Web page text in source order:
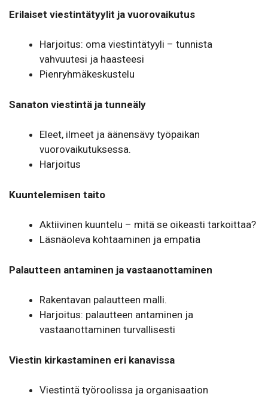
Erilaiset viestintätyylit ja vuorovaikutus
Harjoitus: oma viestintätyyli – tunnista
vahvuutesi ja haasteesi
Pienryhmäkeskustelu
Sanaton viestintä ja tunneäly
Eleet, ilmeet ja äänensävy työpaikan
vuorovaikutuksessa.
Harjoitus
Kuuntelemisen taito
Aktiivinen kuuntelu – mitä se oikeasti tarkoittaa?
Läsnäoleva kohtaaminen ja empatia
Palautteen antaminen ja vastaanottaminen
Rakentavan palautteen malli.
Harjoitus: palautteen antaminen ja
vastaanottaminen turvallisesti
Viestin kirkastaminen eri kanavissa
Viestintä työroolissa ja organisaation